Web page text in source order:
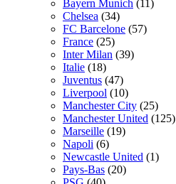
Bayern Munich (11)
Chelsea (34)
FC Barcelone (57)
France (25)
Inter Milan (39)
Italie (18)
Juventus (47)
Liverpool (10)
Manchester City (25)
Manchester United (125)
Marseille (19)
Napoli (6)
Newcastle United (1)
Pays-Bas (20)